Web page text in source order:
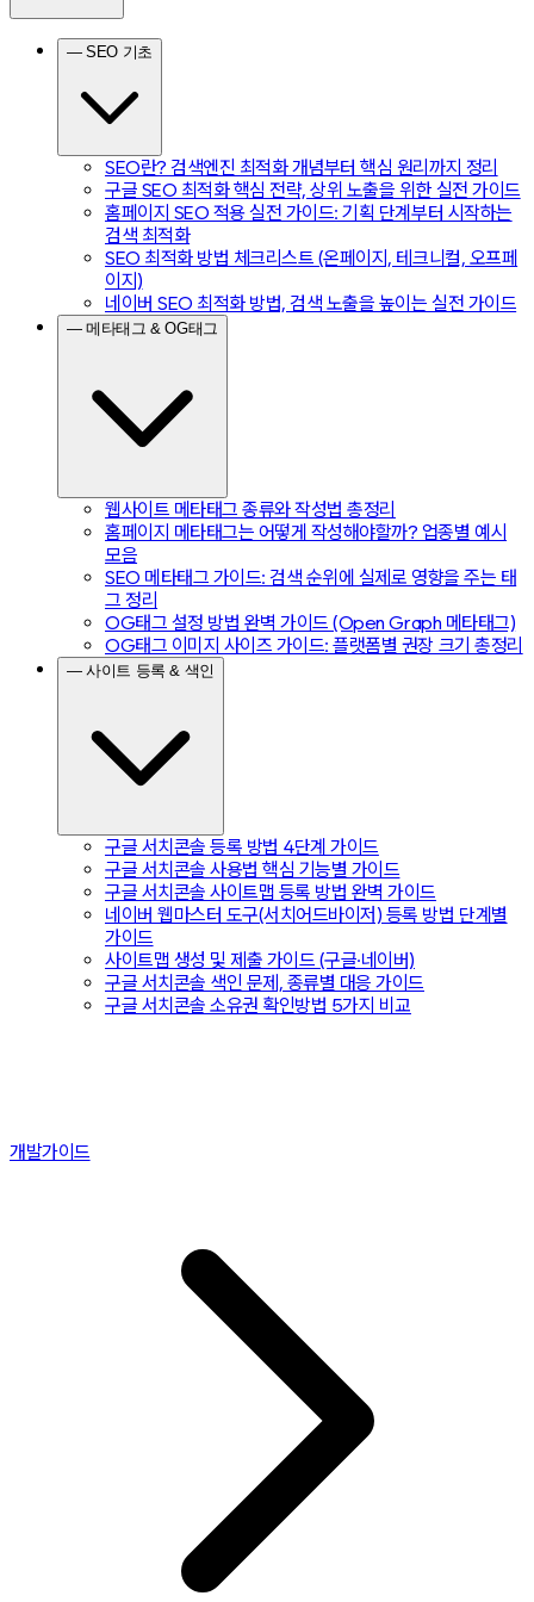
— SEO 기초
SEO란? 검색엔진 최적화 개념부터 핵심 원리까지 정리
구글 SEO 최적화 핵심 전략, 상위 노출을 위한 실전 가이드
홈페이지 SEO 적용 실전 가이드: 기획 단계부터 시작하는
검색 최적화
SEO 최적화 방법 체크리스트 (온페이지, 테크니컬, 오프페
이지)
네이버 SEO 최적화 방법, 검색 노출을 높이는 실전 가이드
— 메타태그 & OG태그
웹사이트 메타태그 종류와 작성법 총정리
홈페이지 메타태그는 어떻게 작성해야할까? 업종별 예시
모음
SEO 메타태그 가이드: 검색 순위에 실제로 영향을 주는 태
그 정리
OG태그 설정 방법 완벽 가이드 (Open Graph 메타태그)
OG태그 이미지 사이즈 가이드: 플랫폼별 권장 크기 총정리
— 사이트 등록 & 색인
구글 서치콘솔 등록 방법 4단계 가이드
구글 서치콘솔 사용법 핵심 기능별 가이드
구글 서치콘솔 사이트맵 등록 방법 완벽 가이드
네이버 웹마스터 도구(서치어드바이저) 등록 방법 단계별
가이드
사이트맵 생성 및 제출 가이드 (구글·네이버)
구글 서치콘솔 색인 문제, 종류별 대응 가이드
구글 서치콘솔 소유권 확인방법 5가지 비교
개발가이드